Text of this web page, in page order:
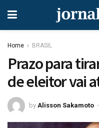
Home BRASIL
Prazo para
de eleitor vai
by Alisson Sakamoto